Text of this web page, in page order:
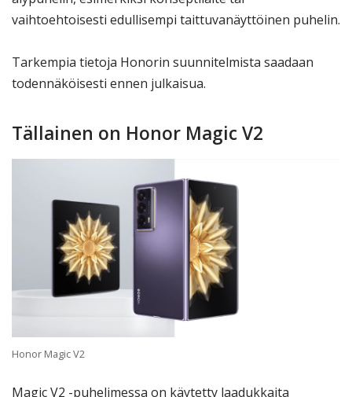
vaihtoehtoisesti edullisempi taittuvanäyttöinen puhelin.
Tarkempia tietoja Honorin suunnitelmista saadaan
todennäköisesti ennen julkaisua.
Tällainen on Honor Magic V2
Honor Magic V2
Magic V2 -puhelimessa on käytetty laadukkaita